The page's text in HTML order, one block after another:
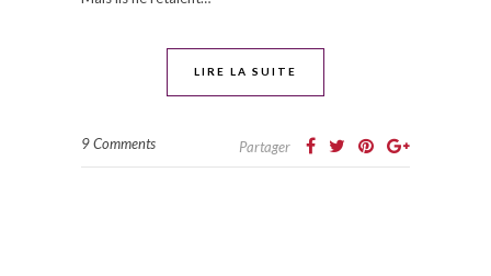
LIRE LA SUITE
9 Comments Partager